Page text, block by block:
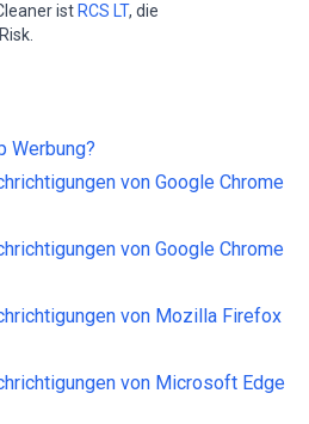
ist RCS LT, die
Werbung?
von Google Chrome
von Google Chrome
von Mozilla Firefox
von Microsoft Edge